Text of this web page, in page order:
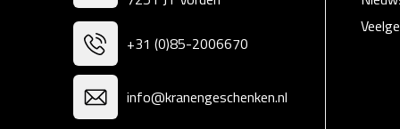
+31 (0)85-2006670
info@kranengeschenken.nl